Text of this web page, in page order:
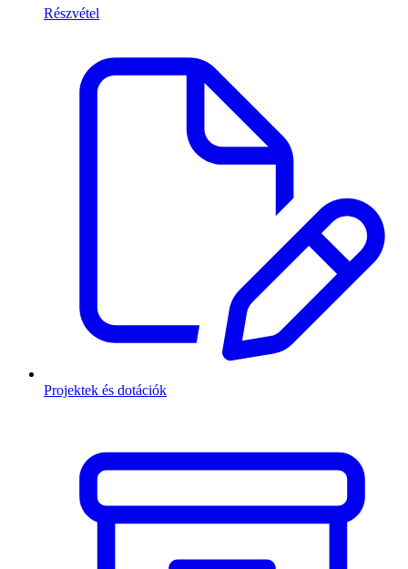
Részvétel
Projektek és dotációk